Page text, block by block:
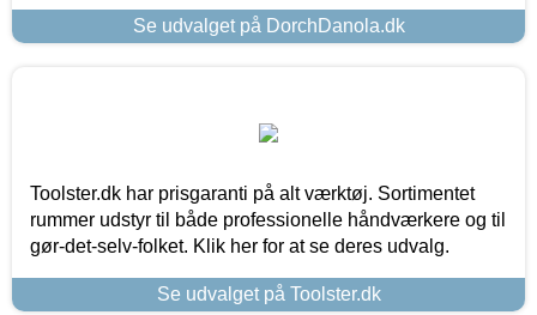
Se udvalget på DorchDanola.dk
Toolster.dk har prisgaranti på alt værktøj. Sortimentet
rummer udstyr til både professionelle håndværkere og til
gør-det-selv-folket. Klik her for at se deres udvalg.
Se udvalget på Toolster.dk